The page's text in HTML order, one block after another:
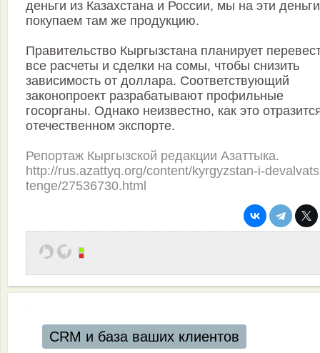
деньги из Казахстана и России, мы на эти деньги
покупаем там же продукцию.
Правительство Кыргызстана планирует
все расчеты и сделки на сомы, чтобы снизить
зависимость от доллара. Соответствующий
законопроект разрабатывают профильные
госорганы. Однако неизвестно, как это
отечественном экспорте.
Репортаж Кыргызской редакции Азаттыка.
http://rus.azattyq.org/content/kyrgyzstan-i-
tenge/27536730.html
CRM и база ваших клиентов